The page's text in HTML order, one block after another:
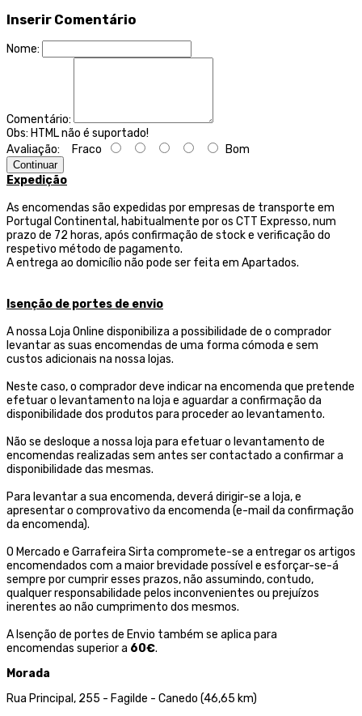
Inserir Comentário
Nome:
Comentário:
Obs: HTML não é suportado!
Avaliação: Fraco Bom
Continuar
Expedição
As encomendas são expedidas por empresas de transporte em
Portugal Continental, habitualmente por os CTT Expresso,num
prazo de 72 horas, após confirmação de stock e verificação do
respetivo método de pagamento.
A entrega ao domicílio não pode ser feita em Apartados.
Isenção de portes de envio
A nossa Loja Online disponibiliza a possibilidade de o comprador
levantar as suas encomendas de uma forma cómoda e sem
custos adicionais na nossa lojas.
Neste caso, o comprador deve indicar na encomenda que pretende
efetuar o levantamento na loja e aguardar a confirmação da
disponibilidade dos produtos para proceder ao levantamento.
Não se desloque a nossa loja para efetuar o levantamento de
encomendas realizadas sem antes ser contactado a confirmar a
disponibilidade das mesmas.
Para levantar a sua encomenda, deverá dirigir-se a loja, e
apresentar o comprovativo da encomenda (e-mail da confirmação
da encomenda).
O Mercado e Garrafeira Sirta compromete-se a entregar os artigos
encomendados com a maior brevidade possível e esforçar-se-á
sempre por cumprir esses prazos, não assumindo, contudo,
qualquer responsabilidade pelos inconvenientes ou prejuízos
inerentes ao não cumprimento dos mesmos.
A Isenção de portes de Envio também se aplica para
encomendas superior a 60€.
Morada
Rua Principal, 255 - Fagilde - Canedo (46,65 km)